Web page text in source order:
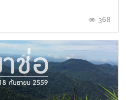
368